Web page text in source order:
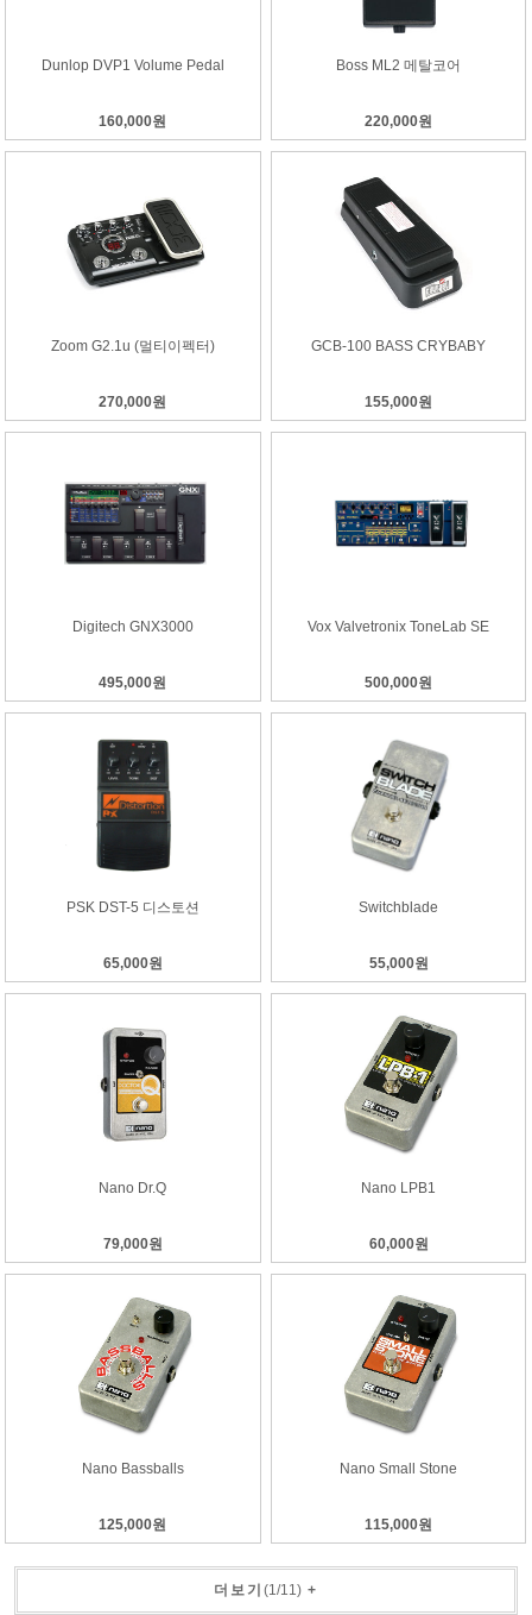
Dunlop DVP1 Volume Pedal
160,000원
Boss ML2 메탈코어
220,000원
Zoom G2.1u (멀티이펙터)
270,000원
GCB-100 BASS CRYBABY
155,000원
Digitech GNX3000
495,000원
Vox Valvetronix ToneLab SE
500,000원
PSK DST-5 디스토션
65,000원
Switchblade
55,000원
Nano Dr.Q
79,000원
Nano LPB1
60,000원
Nano Bassballs
125,000원
Nano Small Stone
115,000원
더보기 (1/11) +